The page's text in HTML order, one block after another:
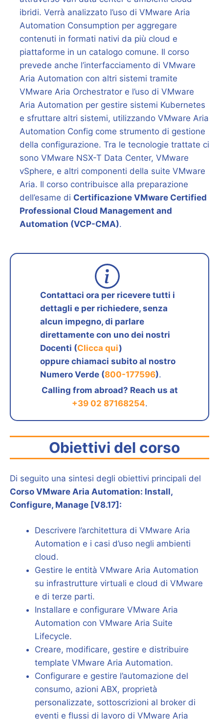
ibridi. Verrà analizzato l’uso di VMware Aria
Automation Consumption per aggregare
contenuti in formati nativi da più cloud e
piattaforme in un catalogo comune. Il corso
prevede anche l’interfacciamento di VMware
Aria Automation con altri sistemi tramite
VMware Aria Orchestrator e l’uso di VMware
Aria Automation per gestire sistemi Kubernetes
e sfruttare altri sistemi, utilizzando VMware Aria
Automation Config come strumento di gestione
della configurazione. Tra le tecnologie trattate ci
sono VMware NSX-T Data Center, VMware
vSphere, e altri componenti della suite VMware
Aria. Il corso contribuisce alla preparazione
dell’esame di Certificazione VMware Certified
Professional Cloud Management and
Automation (VCP-CMA).
Contattaci ora per ricevere tutti i
dettagli e per richiedere, senza
alcun impegno, di parlare
direttamente con uno dei nostri
Docenti (Clicca qui)
oppure chiamaci subito al nostro
Numero Verde (800-177596).
Calling from abroad? Reach us at
+39 02 87168254.
Obiettivi del corso
Di seguito una sintesi degli obiettivi principali del
Corso VMware Aria Automation: Install,
Configure, Manage [V8.17]:
Descrivere l’architettura di VMware Aria
Automation e i casi d’uso negli ambienti
cloud.
Gestire le entità VMware Aria Automation
su infrastrutture virtuali e cloud di VMware
e di terze parti.
Installare e configurare VMware Aria
Automation con VMware Aria Suite
Lifecycle.
Creare, modificare, gestire e distribuire
template VMware Aria Automation.
Configurare e gestire l’automazione del
consumo, azioni ABX, proprietà
personalizzate, sottoscrizioni al broker di
eventi e flussi di lavoro di VMware Aria